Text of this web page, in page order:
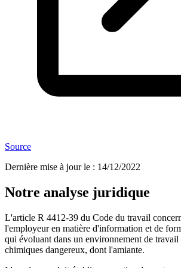
Source
Dernière mise à jour le : 14/12/2022
Notre analyse juridique
L'article R 4412-39 du Code du travail
l'employeur en matière d'information et de
qui évoluant dans un environnement de travail
chimiques dangereux, dont l'amiante.